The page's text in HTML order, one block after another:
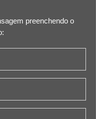
preenchendo o